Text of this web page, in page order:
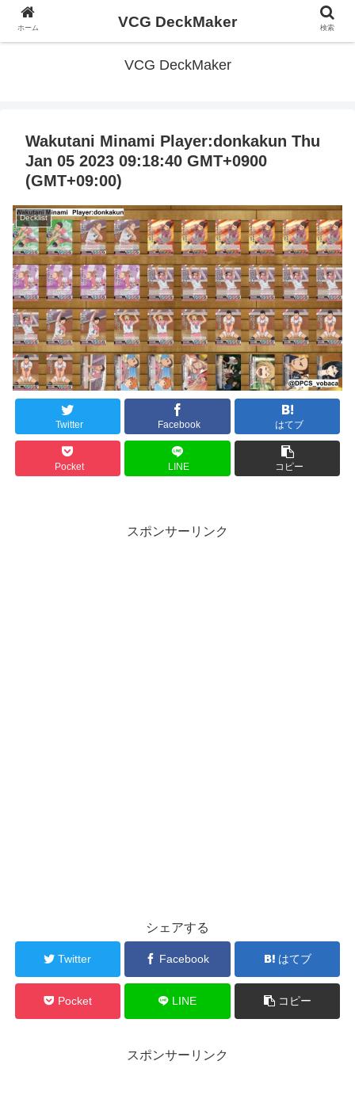
VCG DeckMaker
Wakutani Minami Player:donkakun Thu
Jan 05 2023 09:18:40 GMT+0900
(GMT+09:00)
Decklist
Twitter Facebook はてブ
Pocket LINE コピー
スポンサーリンク
シェアする
Twitter Facebook はてブ
Pocket LINE コピー
スポンサーリンク
ホーム VCG DeckMaker 検索